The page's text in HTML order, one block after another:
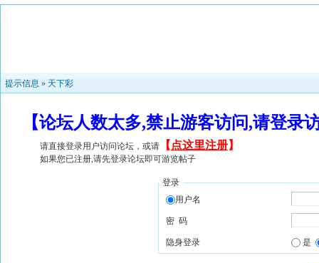
提示信息 » 天下彩
【论坛人数太多,禁止游客访问,请登
请直接登录用户访问论坛，或请 【 点这里注册】
如果您已注册,请先登录论坛即可游览帖子
登录
用户名
密 码
隐身登录 是